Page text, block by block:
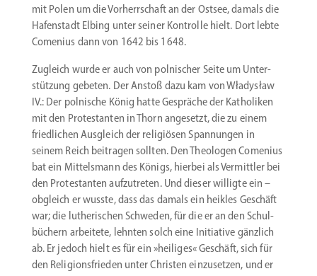
mit Polen um die Vorherr­schaft an der Ostsee, damals die
Hafen­stadt Elbing unter seiner Kontrolle hielt. Dort lebte
Comenius dann von 1642 bis 1648.
Zugleich wurde er auch von polni­scher Seite um Unter­
stützung gebeten. Der Anstoß dazu kam von Władysław
IV.: Der polnische König hatte Gespräche der Katho­liken
mit den Protes­tanten in Thorn angesetzt, die zu einem
fried­lichen Ausgleich der religiösen Spannungen in
seinem Reich beitragen sollten. Den Theologen Comenius
bat ein Mittelsmann des Königs, hierbei als Vermittler bei
den Protes­tanten aufzu­treten. Und dieser willigte ein –
obgleich er wusste, dass das damals ein heikles Geschäft
war; die luthe­ri­schen Schweden, für die er an den Schul­
bü­chern arbeitete, lehnten solch eine Initiative gänzlich
ab. Er jedoch hielt es für ein »heiliges« Geschäft, sich für
den Religi­ons­frieden unter Christen einzu­setzen, und er